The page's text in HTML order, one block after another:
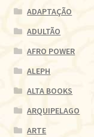
ADAPTAÇÃO
ADULTÃO
AFRO POWER
ALEPH
ALTA BOOKS
ARQUIPELAGO
ARTE